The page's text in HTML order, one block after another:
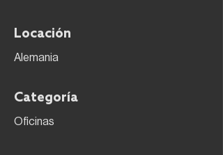
Locación
Alemania
Categoría
Oficinas